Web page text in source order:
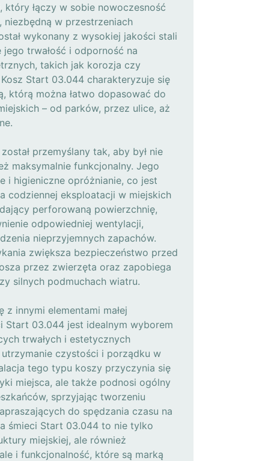
który łączy w sobie nowoczesność
niezbędną w przestrzeniach
wykonany z wysokiej jakości stali
trwałość i odporność na
takich jak korozja czy
Start 03.044 charakteryzuje się
którą można łatwo dopasować do
– od parków, przez ulice, aż
przemyślany tak, aby był nie
maksymalnie funkcjonalny. Jego
i higieniczne opróżnianie, co jest
codziennej eksploatacji w miejskich
perforowaną powierzchnię,
odpowiedniej wentylacji,
nieprzyjemnych zapachów.
zwiększa bezpieczeństwo przed
przez zwierzęta oraz zapobiega
silnych podmuchach wiatru.
z innymi elementami małej
Start 03.044 jest idealnym wyborem
trwałych i estetycznych
czystości i porządku w
tego typu koszy przyczynia się
miejsca, ale także podnosi ogólny
sprzyjając tworzeniu
do spędzania czasu na
śmieci Start 03.044 to nie tylko
miejskiej, ale również
i funkcjonalność, które są marką